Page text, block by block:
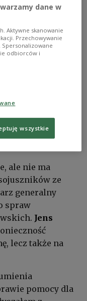
zostały
Do odrzucenia
były prezydent
ale nie ma
ze
generalny
spraw
Jens
lecz także na
pomocy dla
dane w
Aktywne skanowanie
Przechowywanie
odbiorców i
wszystkie